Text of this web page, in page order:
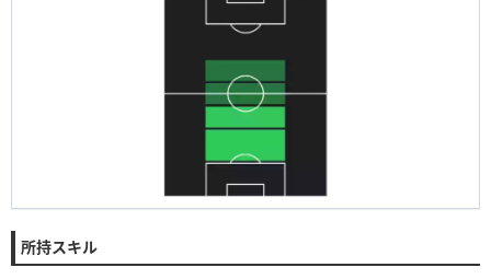
所持スキル